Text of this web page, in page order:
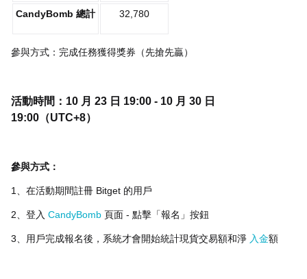
CandyBomb 總計 32,780
參與方式：完成任務獲得獎券（先搶先贏）
活動時間：10 月 23 日 19:00 - 10 月 30 日
19:00（UTC+8）
參與方式：
1、在活動期間註冊 Bitget 的用戶
2、登入 CandyBomb 頁面 - 點擊「報名」按鈕
3、用戶完成報名後，系統才會開始統計現貨交易額和淨 入金額